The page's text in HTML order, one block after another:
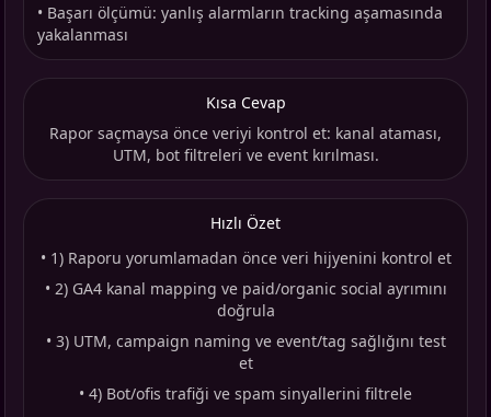
• Başarı ölçümü: yanlış alarmların tracking aşamasında
yakalanması
Kısa Cevap
Rapor saçmaysa önce veriyi kontrol et: kanal ataması,
UTM, bot filtreleri ve event kırılması.
Hızlı Özet
• 1) Raporu yorumlamadan önce veri hijyenini kontrol et
• 2) GA4 kanal mapping ve paid/organic social ayrımını
doğrula
• 3) UTM, campaign naming ve event/tag sağlığını test
et
• 4) Bot/ofis trafiği ve spam sinyallerini filtrele